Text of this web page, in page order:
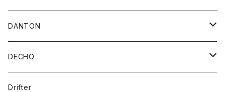
パーカー
Tシャツ
パーカー
ブラウス
ウォレット
カードケース
バッグ
DANTON
アウター
コート
アクセサリー
DECHO
帽子
Drifter